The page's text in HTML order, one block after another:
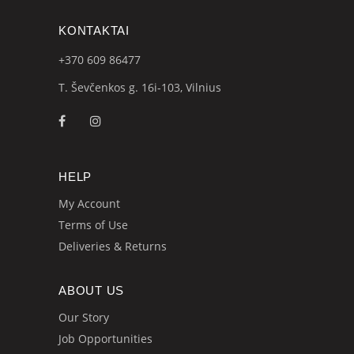
KONTAKTAI
+370 609 86477
T. Ševčenkos g. 16i-103, Vilnius
HELP
My Account
Terms of Use
Deliveries & Returns
ABOUT US
Our Story
Job Opportunities